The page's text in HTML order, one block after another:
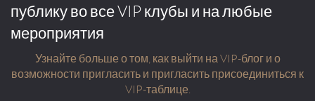
публику во все VIP клубы и на любые
мероприятия
Узнайте больше о том, как выйти на VIP-блог и о
возможности пригласить и пригласить присоединиться к
VIP-таблице.